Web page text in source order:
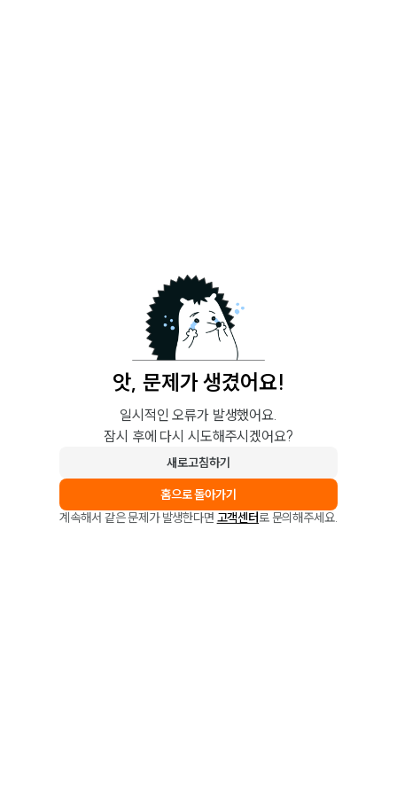
앗, 문제가 생겼어요!
일시적인 오류가 발생했어요.
잠시 후에 다시 시도해주시겠어요?
새로고침하기
홈으로 돌아가기
계속해서 같은 문제가 발생한다면 고객센터로 문의해주세요.